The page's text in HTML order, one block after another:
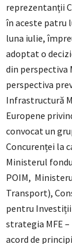
reprezentanții
în aceste patru
luna iulie,
adoptat o
din perspectiva
perspectiva
Infrastructură
Europene
convocat un
Concurenței la
Ministerul
POIM,
Transport),
pentru Investiții
strategia MFE
acord de